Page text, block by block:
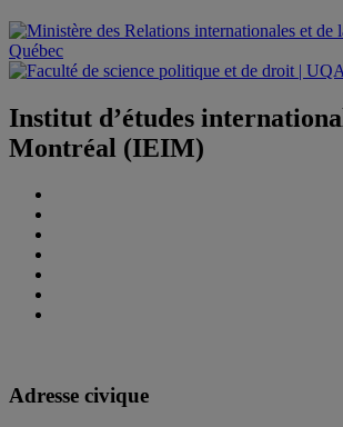
Institut d’études
Montréal (IEIM)
Adresse civique